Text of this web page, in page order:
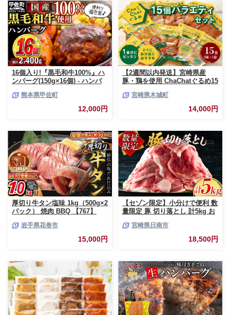
16個入り!『黒毛和牛100%』ハ
ンバーグ(150g×16個) - ハンバ
個包装 小分け 人気 牛肉100%
黒毛和牛 冷凍 国産 おすすめ ラ
ンキング 和牛 お取り寄せ 焼く
産牛 総菜 甲佐町【価格改定】X
熊本県甲佐町
12,000円
【2週間以内発送】宮崎県産
豚・鶏を使用 ChaChatぐるめ15
_K16_0040_4
宮崎県木城町
14,000円
厚切り牛タン塩味 1kg（500g×2
パック） 焼肉 BBQ 【767】
岩手県花巻市
15,000円
【セゾン限定】小分けで便利 数
量限定 豚 切り落とし 計5kg お
空パック 個包装 万能食材 おす
すめ おかず 食品 炒め物 お弁当
豚丼 豚しゃぶ しゃぶしゃぶ 焼
贈答 プレゼント おすそ分け 宮
崎県 日南市 送料無料_CCV2-26
宮崎県日南市
18,500円